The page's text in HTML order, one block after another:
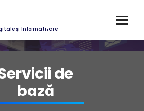
și Informatizare
de
bază